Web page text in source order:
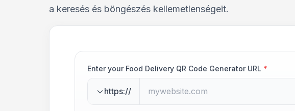
a keresés és böngészés kellemetlenségeit.
Enter your Food Delivery QR Code Generator URL *
https://